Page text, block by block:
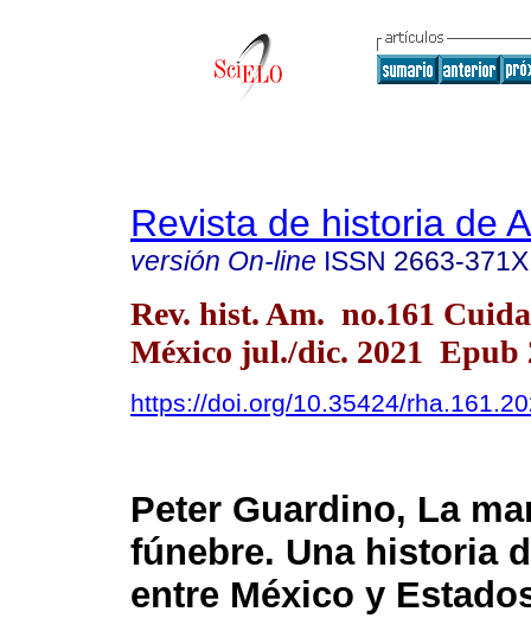
Revista de historia de
versión On-line ISSN 2663-371X
Rev. hist. Am. no.161
México jul./dic. 2021 Epub
https://doi.org/10.35424/
Peter Guardino, La
fúnebre. Una historia
entre México y